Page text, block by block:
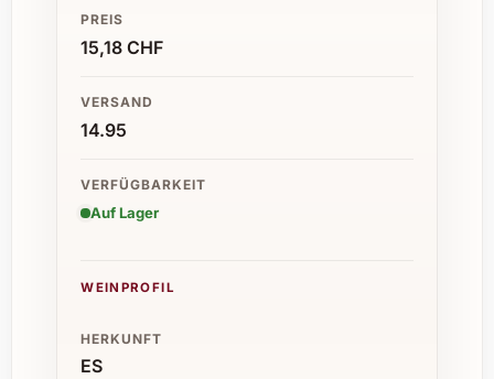
PREIS
15,18 CHF
VERSAND
14.95
VERFÜGBARKEIT
Auf Lager
WEINPROFIL
HERKUNFT
ES